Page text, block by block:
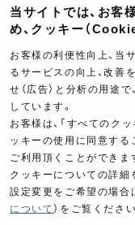
ヨシムラTV
イベント情報
イベントスケジュール
ツーリングブレイクタイム
製品ポスター
当サイトでは、お客
め、クッキー（
お客様の利便性向上、当
るサービスの向上、改善
せ（広告）と分析の用途
しています。
お客様は、「すべてのク
ッキーの使用に同意する
ご利用頂くことができま
クッキーについての詳細
設定変更をご希望の場合
について ）をご覧ください